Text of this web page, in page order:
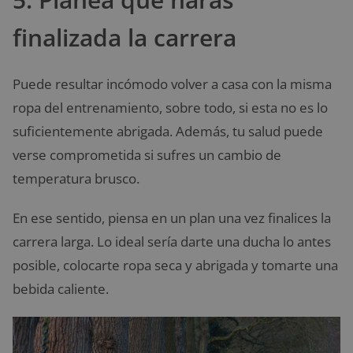
finalizada la carrera
Puede resultar incómodo volver a casa con la misma
ropa del entrenamiento, sobre todo, si esta no es lo
suficientemente abrigada. Además, tu salud puede
verse comprometida si sufres un cambio de
temperatura brusco.
En ese sentido, piensa en un plan una vez finalices la
carrera larga. Lo ideal sería darte una ducha lo antes
posible, colocarte ropa seca y abrigada y tomarte una
bebida caliente.